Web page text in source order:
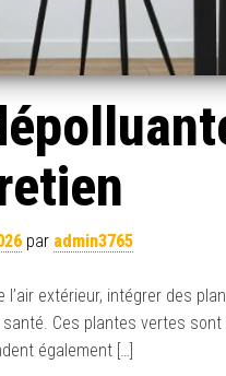
par admin3765
extérieur, intégrer des
Ces plantes vertes sont
également […]